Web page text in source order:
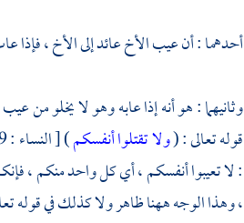
أحدهما : أن عيب الأخ عائد إلى الأخ ، فإذا
وثانيهما : هو أنه إذا عابه وهو لا يخلو من
قوله تعالى : (ولا تقتلوا أنفسكم
: لا تعيبوا أنفسكم ، أي كل واحد منكم ،
، وهذا الوجه ههنا ظاهر ولا كذلك في قوله